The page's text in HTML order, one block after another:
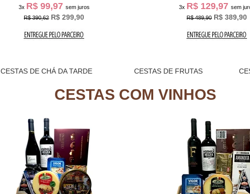
3xR$ 141,30sem juros
R$ 469,90 R$ 423,90
3x R$ 105,30 sem
R$ 315,90
CESTAS DE CHÁ DA TARDE CESTAS DE FRUTAS
CESTAS COM VINHOS